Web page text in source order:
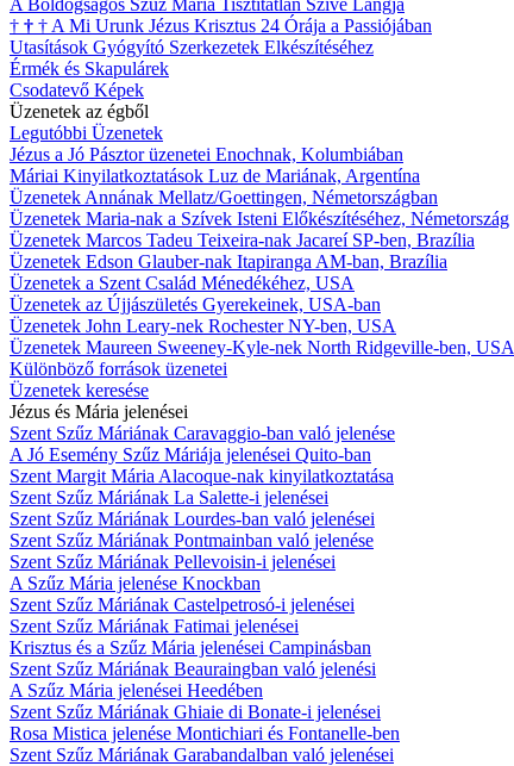
† † † A Mi Urunk Jézus Krisztus 24 Órája a Passiójában
Utasítások Gyógyító Szerkezetek Elkészítéséhez
Érmék és Skapulárek
Csodatevő Képek
Üzenetek az égből
Legutóbbi Üzenetek
Jézus a Jó Pásztor üzenetei Enochnak, Kolumbiában
Máriai Kinyilatkoztatások Luz de Mariának, Argentína
Üzenetek Annának Mellatz/Goettingen, Németországban
Üzenetek Maria-nak a Szívek Isteni Előkészítéséhez, Németország
Üzenetek Marcos Tadeu Teixeira-nak Jacareí SP-ben, Brazília
Üzenetek Edson Glauber-nak Itapiranga AM-ban, Brazília
Üzenetek a Szent Család Ménedékéhez, USA
Üzenetek az Újjászületés Gyerekeinek, USA-ban
Üzenetek John Leary-nek Rochester NY-ben, USA
Üzenetek Maureen Sweeney-Kyle-nek North Ridgeville-ben, USA
Különböző források üzenetei
Üzenetek keresése
Jézus és Mária jelenései
Szent Szűz Máriának Caravaggio-ban való jelenése
A Jó Esemény Szűz Máriája jelenései Quito-ban
Szent Margit Mária Alacoque-nak kinyilatkoztatása
Szent Szűz Máriának La Salette-i jelenései
Szent Szűz Máriának Lourdes-ban való jelenései
Szent Szűz Máriának Pontmainban való jelenése
Szent Szűz Máriának Pellevoisin-i jelenései
A Szűz Mária jelenése Knockban
Szent Szűz Máriának Castelpetrosó-i jelenései
Szent Szűz Máriának Fatimai jelenései
Krisztus és a Szűz Mária jelenései Campinásban
Szent Szűz Máriának Beauraingban való jelenési
A Szűz Mária jelenései Heedében
Szent Szűz Máriának Ghiaie di Bonate-i jelenései
Rosa Mistica jelenése Montichiari és Fontanelle-ben
Szent Szűz Máriának Garabandalban való jelenései